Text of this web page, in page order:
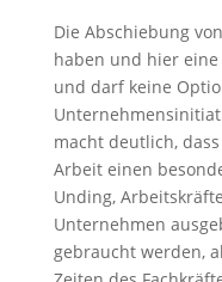
Die Abschiebung
haben und hier
und darf keine
macht deutlich,
Arbeit einen
Unding,
Unternehmen
gebraucht werden,